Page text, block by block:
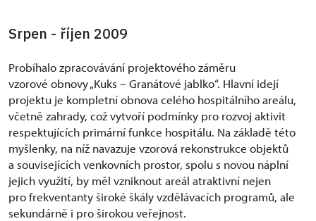
Srpen - říjen 2009
Probíhalo zpracovávání projektového záměru
vzorové obnovy „Kuks – Granátové jablko“. Hlavní idejí
projektu je kompletní obnova celého hospitálního areálu,
včetně zahrady, což vytvoří podmínky pro rozvoj aktivit
respektujících primární funkce hospitálu. Na základě této
myšlenky, na níž navazuje vzorová rekonstrukce objektů
a souvisejících venkovních prostor, spolu s novou náplní
jejich využití, by měl vzniknout areál atraktivní nejen
pro frekventanty široké škály vzdělávacích programů, ale
sekundárně i pro širokou veřejnost.